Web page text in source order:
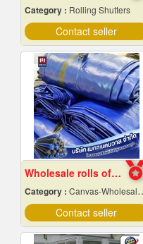
Category : Rolling Shutters
Contact seller
Wholesale rolls of canvas, wholesale price
Category : Canvas-Wholesale & Manufacturers
Contact seller